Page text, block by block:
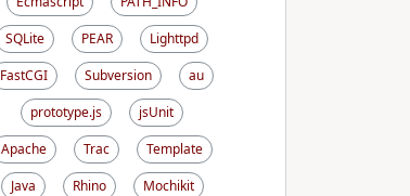
SQLite
PEAR
Lighttpd
FastCGI
Subversion
au
prototype.js
jsUnit
Apache
Trac
Template
Java
Rhino
Mochikit